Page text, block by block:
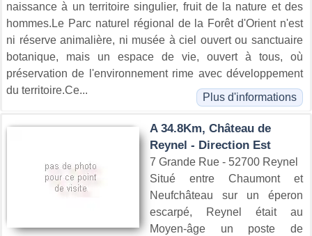
naissance à un territoire singulier, fruit de la nature et des
hommes.Le Parc naturel régional de la Forêt d'Orient n'est
ni réserve animalière, ni musée à ciel ouvert ou sanctuaire
botanique, mais un espace de vie, ouvert à tous, où
préservation de l'environnement rime avec développement
du territoire.Ce...
Plus d'informations
A 34.8Km, Château de
Reynel - Direction Est
7 Grande Rue - 52700 Reynel
Situé entre Chaumont et
Neufchâteau sur un éperon
escarpé, Reynel était au
Moyen-âge un poste de